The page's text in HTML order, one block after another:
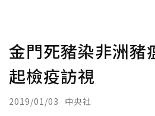
金門死豬染非洲豬
起檢疫訪視
2019/01/03 中央社